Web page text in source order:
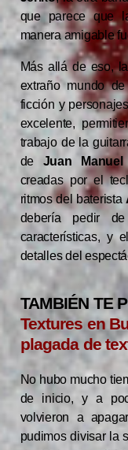
que parece que
manera amigable
Más allá de eso,
extraño mundo
ficción y
excelente,
trabajo de la
de Juan Manuel
creadas por el
ritmos del baterista
debería pedir
características, y
detalles del
TAMBIÉN TE
Textures en
plagada de
No hubo mucho
de inicio, y a
volvieron a
pudimos divisar la